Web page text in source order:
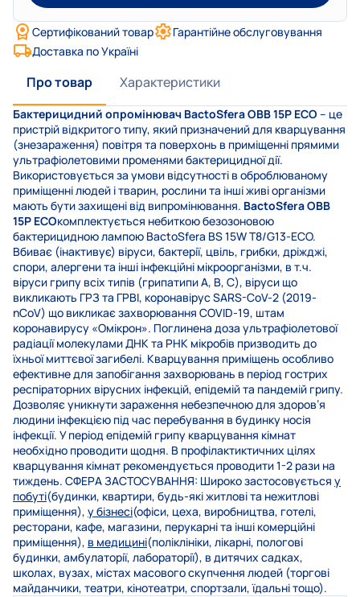
Сертифікований товар
Гарантійне обслуговування
Доставка по Україні
Про товар Характеристики
Бактерицидний опромінювач BactoSfera OBB 15P ECO – це
пристрій відкритого типу, який призначений для кварцування
(знезараження) повітря та поверхонь в приміщенні прямими
ультрафіолетовими променями бактерицидної дії.
Використовується за умови відсутності в оброблюваному
приміщенні людей і тварин, рослини та інші живі організми
мають бути захищені від випромінювання. BactoSfera OBB
15P ECOкомплектується небиткою безозоновою
бактерицидною лампою BactoSfera BS 15W T8/G13-ECO.
Вбиває (інактивує) віруси, бактерії, цвіль, грибки, дріжджі,
спори, алергени та інші інфекційні мікроорганізми, в т.ч.
віруси грипу всіх типів (грипатипи A, B, C), віруси що
викликають ГРЗ та ГРВІ, коронавірус SARS-CoV-2 (2019-
nCoV) що викликає захворювання COVID-19, штам
коронавирусу «Омікрон». Поглинена доза ультрафіолетової
радіації молекулами ДНК та РНК мікробів призводить до
їхньої миттєвої загибелі. Кварцування приміщень особливо
ефективне для запобігання захворювань в період гострих
респіраторних вірусних інфекцій, епідемій та пандемій грипу.
Дозволяє уникнути зараження небезпечною для здоров’я
людини інфекцією під час перебування в будинку носія
інфекції. У період епідемій грипу кварцування кімнат
необхідно проводити щодня. В профілактиктичних цілях
кварцування кімнат рекомендується проводити 1-2 рази на
тиждень. СФЕРА ЗАСТОСУВАННЯ: Широко застосовується у
побуті(будинки, квартири, будь-які житлові та нежитлові
приміщення), у бізнесі(офіси, цеха, виробництва, готелі,
ресторани, кафе, магазини, перукарні та інші комерційні
приміщення), в медицині(поліклініки, лікарні, пологові
будинки, амбулаторії, лабораторії), в дитячих садках,
школах, вузах, містах масового скупчення людей (торгові
майданчики, театри, кінотеатри, спортзали, їдальні тощо).